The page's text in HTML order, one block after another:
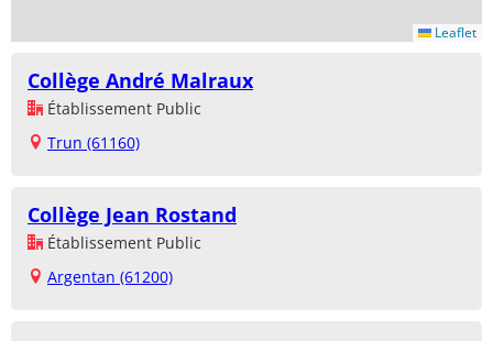
Leaflet
Collège André Malraux
Établissement Public
Trun (61160)
Collège Jean Rostand
Établissement Public
Argentan (61200)